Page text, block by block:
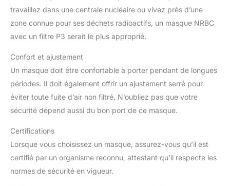
travaillez dans une centrale nucléaire ou vivez près d’une
zone connue pour ses déchets radioactifs, un masque NRBC
avec un filtre P3 serait le plus approprié.
Confort et ajustement
Un masque doit être confortable à porter pendant de longues
périodes. Il doit également offrir un ajustement serré pour
éviter toute fuite d’air non filtré. N’oubliez pas que votre
sécurité dépend aussi du bon port de ce masque.
Certifications
Lorsque vous choisissez un masque, assurez-vous qu’il est
certifié par un organisme reconnu, attestant qu’il respecte les
normes de sécurité en vigueur.